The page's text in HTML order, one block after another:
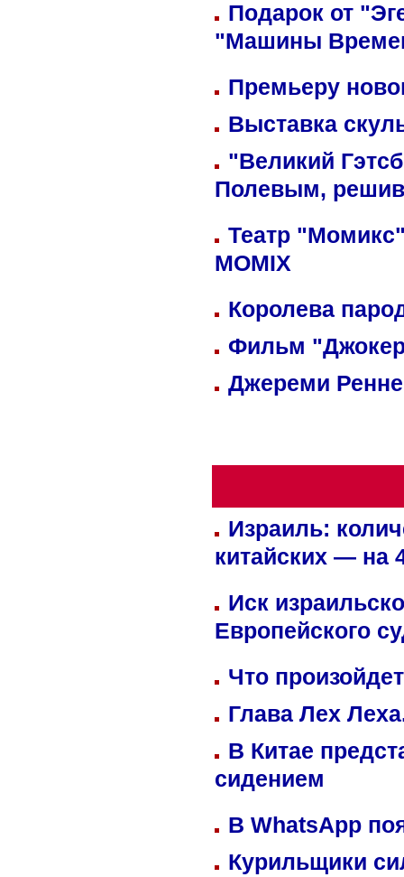
Подарок от
"Машины
Премьеру
Выставка
"Великий
Полевым,
Театр
MOMIX
Королева
Фильм
Джереми
Израиль:
китайских — на
Иск
Европейского
Что
Глава Лех
В Китае
сидением
В WhatsApp
Курильщики